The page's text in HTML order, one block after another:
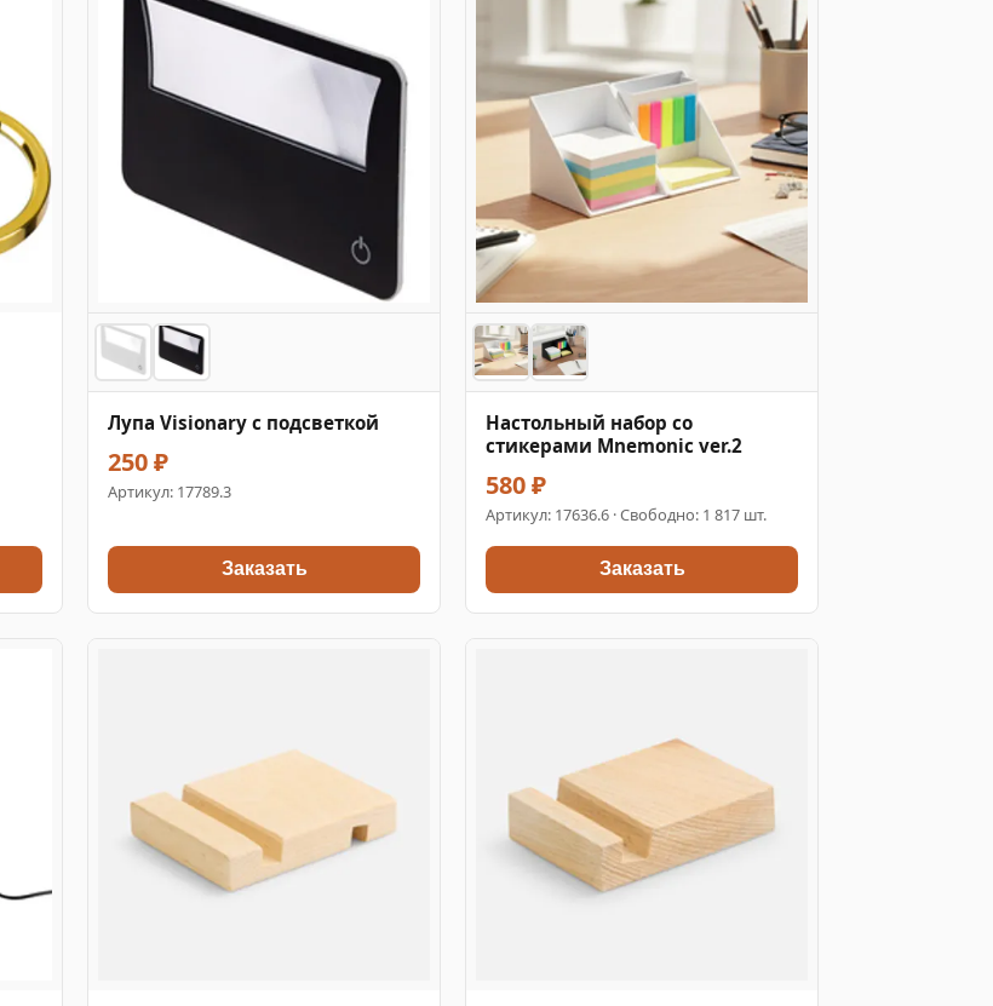
Лупа Visionary с подсветкой
250 ₽
Артикул: 17789.3
Заказать
Настольный набор со
стикерами Mnemonic ver.2
580 ₽
Артикул: 17636.6 · Свободно: 1 817 шт.
Заказать